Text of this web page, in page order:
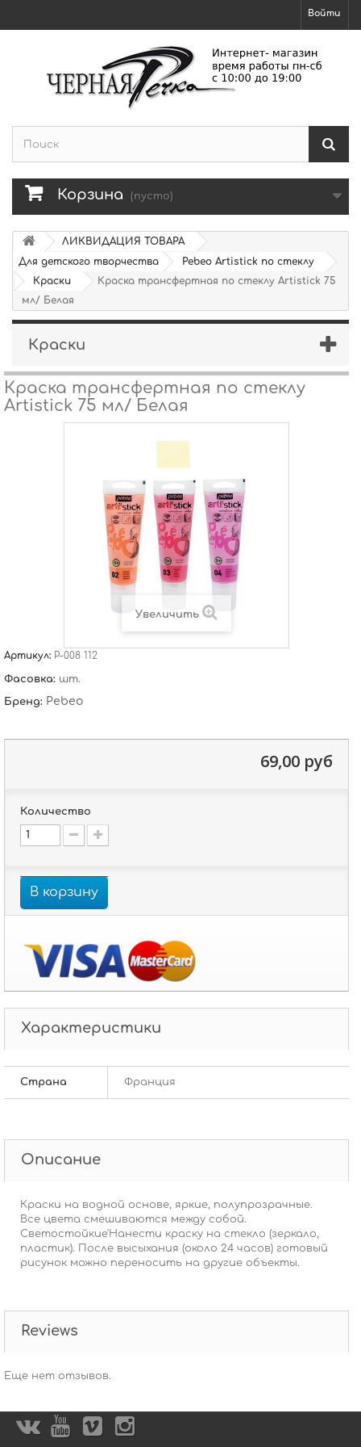
Войти
Корзина (пусто)
ЛИКВИДАЦИЯ ТОВАРА
Для детского творчества
Pebeo Artistick по стеклу
Краски
Краска трансфертная по стеклу Artistick 75
мл/ Белая
Краски
Краска трансфертная по стеклу
Artistick 75 мл/ Белая
Увеличить
Артикул: P-008 112
Фасовка: шт.
Бренд: Pebeo
69,00 руб
Количество
В корзину
Характеристики
Страна Франция
Описание
Краски на водной основе, яркие, полупрозрачные.
Все цвета смешиваются между собой.
Светостойкие'Нанести краску на стекло (зеркало,
пластик). После высыхания (около 24 часов) готовый
рисунок можно переносить на другие объекты.
Reviews
Еще нет отзывов.